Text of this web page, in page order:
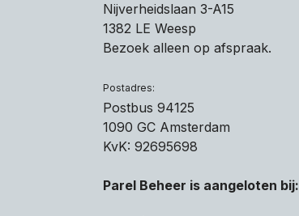
Nijverheidslaan 3-A15
1382 LE Weesp
Bezoek alleen op afspraak.
Postadres:
Postbus 94125
1090 GC Amsterdam
KvK: 92695698
Parel Beheer is aangeloten bij: